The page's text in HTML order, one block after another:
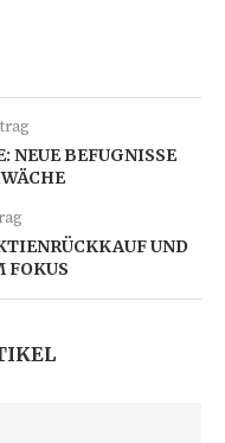
NEUE BEFUGNISSE
UND
FOKUS